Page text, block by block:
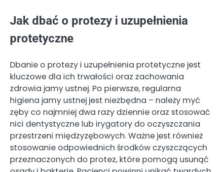
Jak dbać o protezy i uzupełnienia
protetyczne
Dbanie o protezy i uzupełnienia protetyczne jest
kluczowe dla ich trwałości oraz zachowania
zdrowia jamy ustnej. Po pierwsze, regularna
higiena jamy ustnej jest niezbędna – należy myć
zęby co najmniej dwa razy dziennie oraz stosować
nici dentystyczne lub irygatory do oczyszczania
przestrzeni międzyzębowych. Ważne jest również
stosowanie odpowiednich środków czyszczących
przeznaczonych do protez, które pomogą usunąć